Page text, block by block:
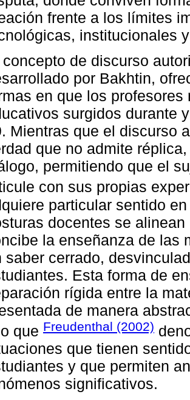
frente a los límites
institucionales
concepto de discurso
por Bakhtin,
en que los
surgidos durante
Mientras que el discurso
que no admite
permitiendo que el
con sus propias
particular sentido
docentes se
la enseñanza de las
saber cerrado,
Esta forma de
rígida entre la
de manera
que Freudenthal (2002)
que tienen
y que permiten
significativos.